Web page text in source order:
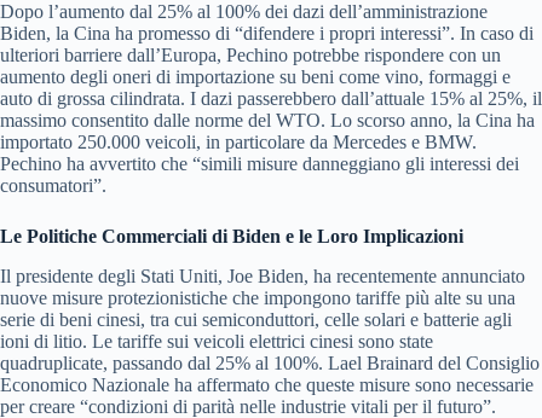
Dopo l’aumento dal 25% al 100% dei dazi dell’amministrazione
Biden, la Cina ha promesso di “difendere i propri interessi”. In caso di
ulteriori barriere dall’Europa, Pechino potrebbe rispondere con un
aumento degli oneri di importazione su beni come vino, formaggi e
auto di grossa cilindrata. I dazi passerebbero dall’attuale 15% al 25%, il
massimo consentito dalle norme del WTO. Lo scorso anno, la Cina ha
importato 250.000 veicoli, in particolare da Mercedes e BMW.
Pechino ha avvertito che “simili misure danneggiano gli interessi dei
consumatori”.
Le Politiche Commerciali di Biden e le Loro Implicazioni
Il presidente degli Stati Uniti, Joe Biden, ha recentemente annunciato
nuove misure protezionistiche che impongono tariffe più alte su una
serie di beni cinesi, tra cui semiconduttori, celle solari e batterie agli
ioni di litio. Le tariffe sui veicoli elettrici cinesi sono state
quadruplicate, passando dal 25% al 100%. Lael Brainard del Consiglio
Economico Nazionale ha affermato che queste misure sono necessarie
per creare “condizioni di parità nelle industrie vitali per il futuro”.